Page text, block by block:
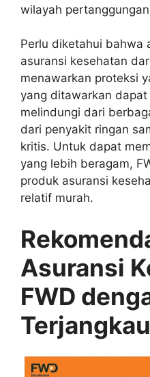
wilayah
Perlu diketahui bahwa
asuransi kesehatan
menawarkan proteksi
yang ditawarkan
melindungi dari
dari penyakit ringan
kritis. Untuk dapat
yang lebih beragam,
produk asuransi
relatif murah.
Asuransi
FWD
Terjangkau